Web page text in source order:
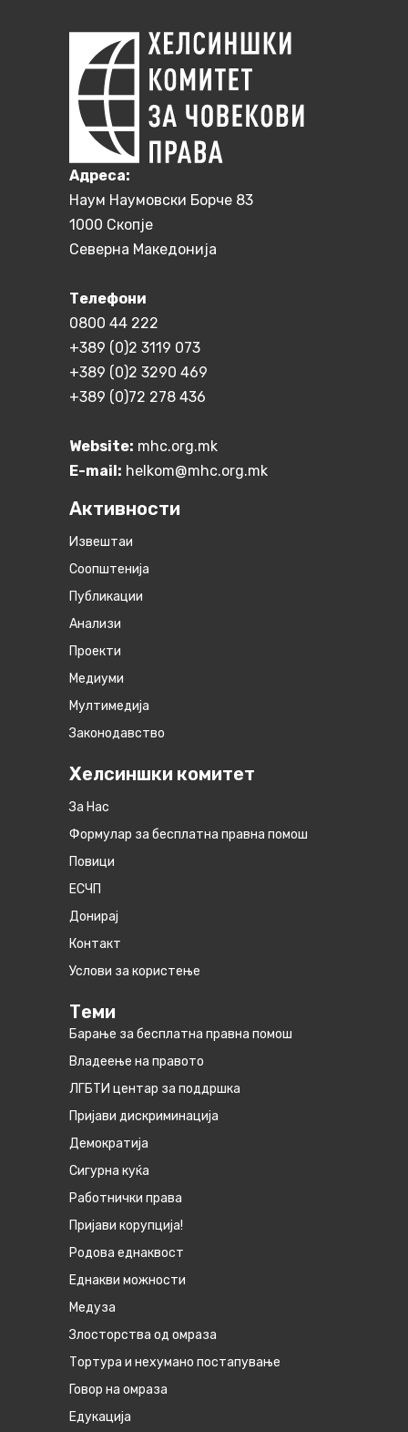
Aдреса:
Наум Наумовски Борче 83
1000 Скопје
Северна Македонија
Телефони
0800 44 222
+389 (0)2 3119 073
+389 (0)2 3290 469
+389 (0)72 278 436
Website: mhc.org.mk
E-mail: helkom@mhc.org.mk
Активности
Извештаи
Соопштенија
Публикации
Анализи
Проекти
Медиуми
Мултимедија
Законодавство
Хелсиншки комитет
За Нас
Формулар за бесплатна правна помош
Повици
ЕСЧП
Донирај
Контакт
Услови за користење
Теми
Барање за бесплатна правна помош
Владеење на правото
ЛГБТИ центар за поддршка
Пријави дискриминација
Демократија
Сигурна куќа
Работнички права
Пријави корупција!
Родова еднаквост
Eднакви можности
Медуза
Злосторства од омраза
Тортура и нехумано постапување
Говор на омраза
Едукација